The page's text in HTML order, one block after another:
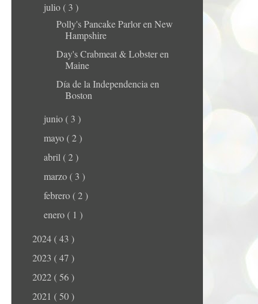
julio ( 3 )
Polly's Pancake Parlor en New
Hampshire
Day's Crabmeat & Lobster en
Maine
Día de la Independencia en
Boston
junio ( 3 )
mayo ( 2 )
abril ( 2 )
marzo ( 3 )
febrero ( 2 )
enero ( 1 )
2024 ( 43 )
2023 ( 47 )
2022 ( 56 )
2021 ( 50 )